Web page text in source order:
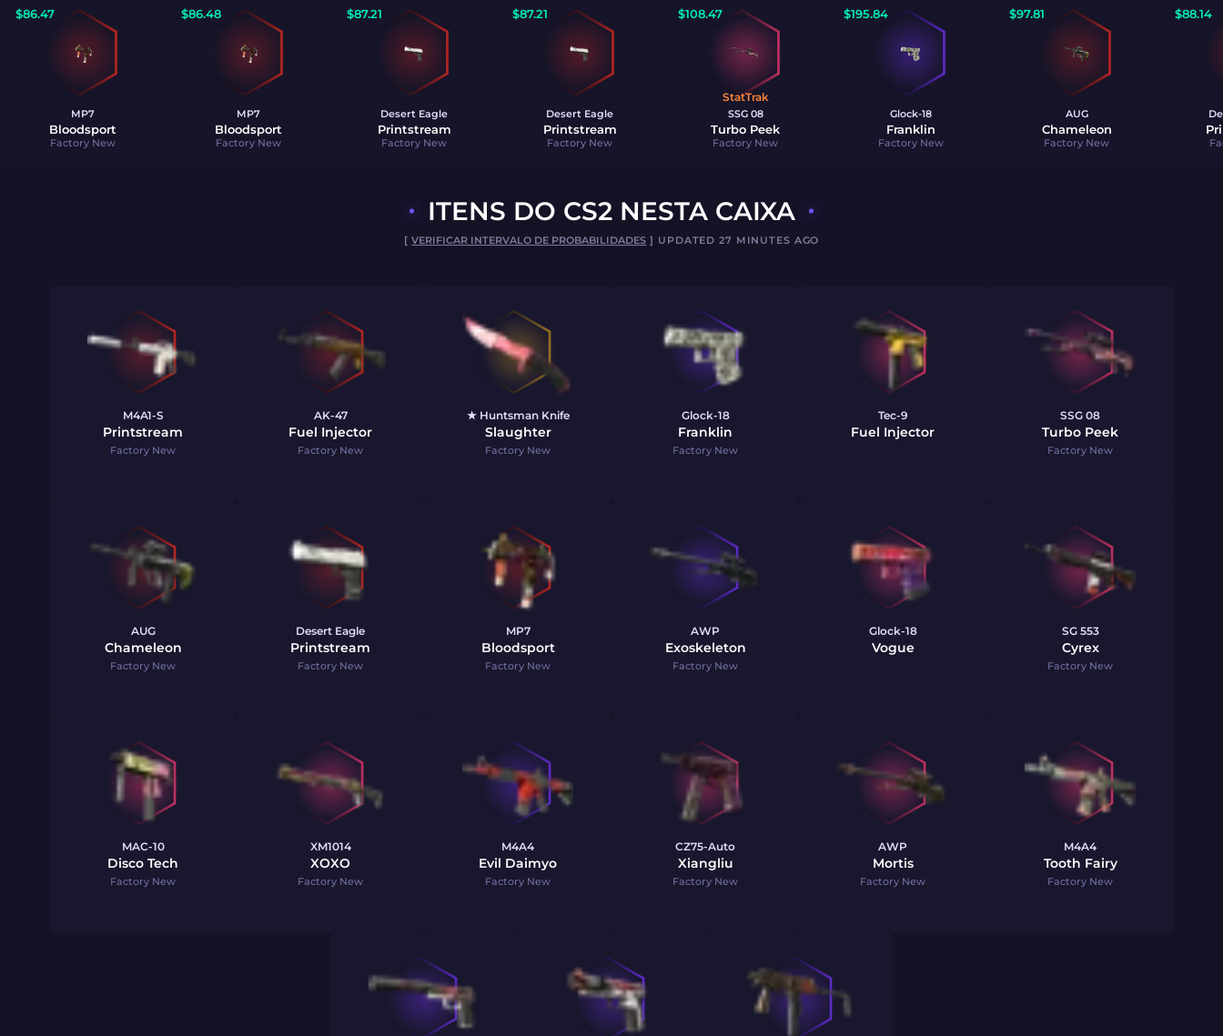
$86.47
MP7
Bloodsport
Factory New
$86.48
MP7
Bloodsport
Factory New
$87.21
Desert Eagle
Printstream
Factory New
$87.21
Desert Eagle
Printstream
Factory New
$108.47
StatTrak
SSG 08
Turbo Peek
Factory New
$195.84
Glock-18
Franklin
Factory New
$97.81
AUG
Chameleon
Factory New
$88.14
ITENS DO CS2 NESTA CAIXA
[VERIFICAR INTERVALO DE PROBABILIDADES ] UPDATED 27 MINUTES AGO
M4A1-S
Printstream
Factory New
AK-47
Fuel Injector
Factory New
★ Huntsman Knife
Slaughter
Factory New
Glock-18
Franklin
Factory New
Tec-9
Fuel Injector
SSG 08
Turbo Peek
Factory New
AUG
Chameleon
Factory New
Desert Eagle
Printstream
Factory New
MP7
Bloodsport
Factory New
AWP
Exoskeleton
Factory New
Glock-18
Vogue
SG 553
Cyrex
Factory New
MAC-10
Disco Tech
Factory New
XM1014
XOXO
Factory New
M4A4
Evil Daimyo
Factory New
CZ75-Auto
Xiangliu
Factory New
AWP
Mortis
Factory New
M4A4
Tooth Fairy
Factory New